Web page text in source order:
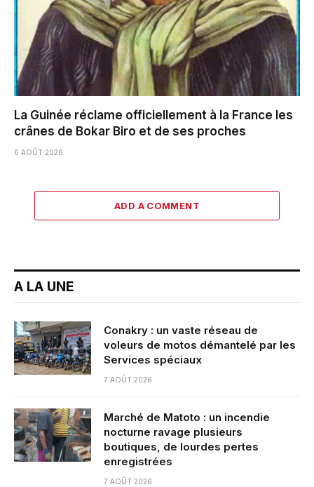
La Guinée réclame officiellement à la France les
crânes de Bokar Biro et de ses proches
6 AOÛT 2026
ADD A COMMENT
A LA UNE
Conakry : un vaste réseau de
voleurs de motos démantelé par les
Services spéciaux
7 AOÛT 2026
Marché de Matoto : un incendie
nocturne ravage plusieurs
boutiques, de lourdes pertes
enregistrées
7 AOÛT 2026